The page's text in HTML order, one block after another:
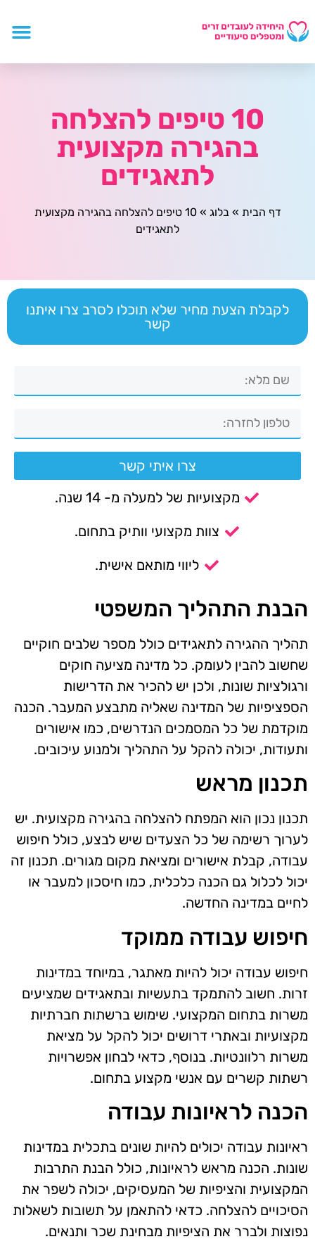
10 טיפים להצלחה
בהגירה מקצועית
לתאגידים
דף הבית »בלוג »
10 טיפים להצלחה בהגירה מקצועית
לתאגידים
לקבלת הצעת מחיר שלא תוכלו לסרב צרו איתנו
קשר
צרו איתי קשר
מקצועיות של למעלה מ- 14 שנה.
צוות מקצועי וותיק בתחום.
ליווי מותאם אישית.
הבנת התהליך המשפטי
תהליך ההגירה לתאגידים כולל מספר שלבים חוקיים
שחשוב להבין לעומק. כל מדינה מציעה חוקים
ורגולציות שונות, ולכן יש להכיר את הדרישות
הספציפיות של המדינה שאליה מתבצע המעבר. הכנה
מוקדמת של כל המסמכים הנדרשים, כמו אישורים
ותעודות, יכולה להקל על התהליך ולמנוע עיכובים.
תכנון מראש
תכנון נכון הוא המפתח להצלחה בהגירה מקצועית. יש
לערוך רשימה של כל הצעדים שיש לבצע, כולל חיפוש
עבודה, קבלת אישורים ומציאת מקום מגורים. תכנון זה
יכול לכלול גם הכנה כלכלית, כמו חיסכון למעבר או
לחיים במדינה החדשה.
חיפוש עבודה ממוקד
חיפוש עבודה יכול להיות מאתגר, במיוחד במדינות
זרות. חשוב להתמקד בתעשיות ובתאגידים שמציעים
משרות בתחום המקצועי. שימוש ברשתות חברתיות
מקצועיות ובאתרי דרושים יכול להקל על מציאת
משרות רלוונטיות. בנוסף, כדאי לבחון אפשרויות
רשתות קשרים עם אנשי מקצוע בתחום.
הכנה לראיונות עבודה
ראיונות עבודה יכולים להיות שונים בתכלית במדינות
שונות. הכנה מראש לראיונות, כולל הבנת התרבות
המקצועית והציפיות של המעסיקים, יכולה לשפר את
הסיכויים להצלחה. כדאי להתאמן על תשובות לשאלות
נפוצות ולברר את הציפיות מבחינת שכר ותנאים.